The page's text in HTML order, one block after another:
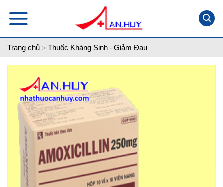
Trang chủ > Thuốc Kháng Sinh - Giảm Đau